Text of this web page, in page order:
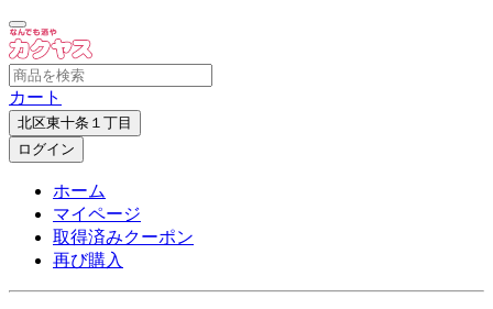
カート
北区東十条１丁目
ログイン
ホーム
マイページ
取得済みクーポン
再び購入